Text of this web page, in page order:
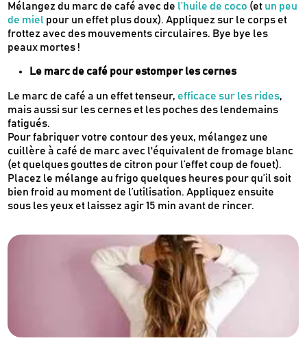
Mélangez du marc de café avec de l’huile de coco (et un peu
de miel pour un effet plus doux). Appliquez sur le corps et
frottez avec des mouvements circulaires. Bye bye les
peaux mortes !
Le marc de café pour estomper les cernes
Le marc de café a un effet tenseur, efficace sur les rides,
mais aussi sur les cernes et les poches des lendemains
fatigués.
Pour fabriquer votre contour des yeux, mélangez une
cuillère à café de marc avec l'équivalent de fromage blanc
(et quelques gouttes de citron pour l’effet coup de fouet).
Placez le mélange au frigo quelques heures pour qu’il soit
bien froid au moment de l’utilisation. Appliquez ensuite
sous les yeux et laissez agir 15 min avant de rincer.